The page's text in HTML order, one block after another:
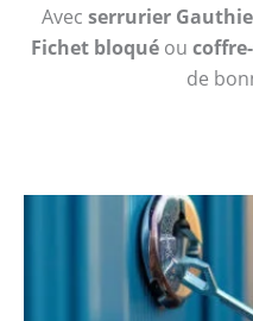
Avec serrurier
Fichet bloquéou
de